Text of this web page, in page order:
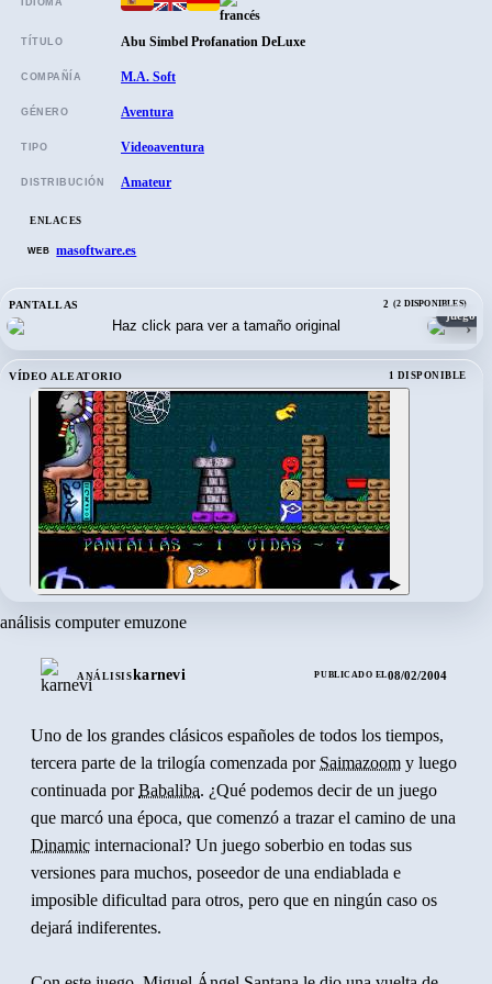
PANTALLAS 2 (2 DISPONIBLES)
juego |
›
VÍDEO ALEATORIO 1 DISPONIBLE
▶
análisis computer emuzone
ANÁLISISkarnevi PUBLICADO EL08/02/2004
Uno de los grandes clásicos españoles de todos los tiempos,
tercera parte de la trilogía comenzada por Saimazoom y luego
continuada porBabaliba. ¿Qué podemos decir de un juego
que marcó una época, que comenzó a trazar el camino de una
Dinamic internacional? Un juego soberbio en todas sus
versiones para muchos, poseedor de una endiablada e
imposible dificultad para otros, pero que en ningún caso os
dejará indiferentes.
TÍTULO Abu Simbel Profanation DeLuxe
COMPAÑÍA M.A. Soft
GÉNERO Aventura
TIPO Videoaventura
DISTRIBUCIÓN Amateur
ENLACES
WEB masoftware.es